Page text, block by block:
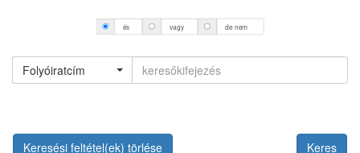
és vagy de nem
Folyóiratcím
Keresési feltétel(ek) törlése